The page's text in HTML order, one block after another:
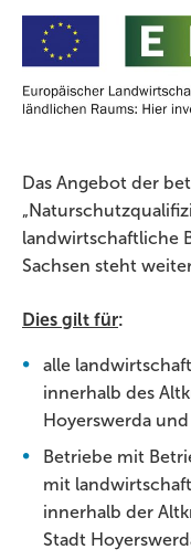
Das Angebot der
landwirtschaftliche
Sachsen steht
Dies gilt für:
alle
innerhalb des
Hoyerswerda
Betriebe mit
mit
innerhalb der
Stadt